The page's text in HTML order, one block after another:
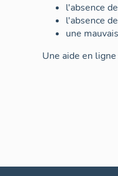
l'absence
l'absence
une
Une aide en